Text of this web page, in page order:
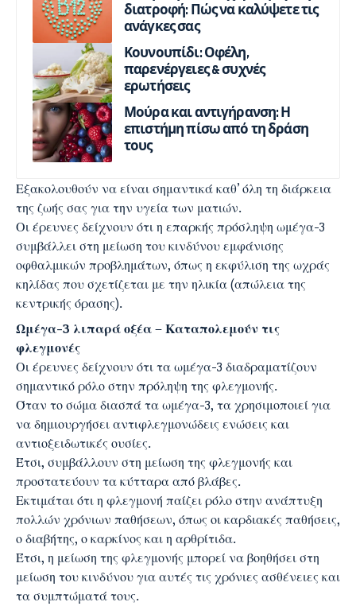
διατροφή: Πώς να καλύψετε τις
ανάγκες σας
Κουνουπίδι: Οφέλη,
παρενέργειες & συχνές
ερωτήσεις
Μούρα και αντιγήρανση: Η
επιστήμη πίσω από τη δράση
τους
Εξακολουθούν να είναι σημαντικά καθ’ όλη τη διάρκεια
της ζωής σας για την υγεία των ματιών.
Οι έρευνες δείχνουν ότι η επαρκής πρόσληψη ωμέγα-3
συμβάλλει στη μείωση του κινδύνου εμφάνισης
οφθαλμικών προβλημάτων, όπως η εκφύλιση της ωχράς
κηλίδας που σχετίζεται με την ηλικία (απώλεια της
κεντρικής όρασης).
Ωμέγα-3 λιπαρά οξέα–Καταπολεμούν τις
φλεγμονές
Οι έρευνες δείχνουν ότι τα ωμέγα-3 διαδραματίζουν
σημαντικό ρόλο στην πρόληψη της φλεγμονής.
Όταν το σώμα διασπά τα ωμέγα-3, τα χρησιμοποιεί για
να δημιουργήσει αντιφλεγμονώδεις ενώσεις και
αντιοξειδωτικές ουσίες.
Έτσι, συμβάλλουν στη μείωση της φλεγμονής και
προστατεύουν τα κύτταρα από βλάβες.
Εκτιμάται ότι η φλεγμονή παίζει ρόλο στην ανάπτυξη
πολλών χρόνιων παθήσεων, όπως οι καρδιακές παθήσεις,
ο διαβήτης, ο καρκίνος και η αρθρίτιδα.
Έτσι, η μείωση της φλεγμονής μπορεί να βοηθήσει στη
μείωση του κινδύνου για αυτές τις χρόνιες ασθένειες και
τα συμπτώματά τους.